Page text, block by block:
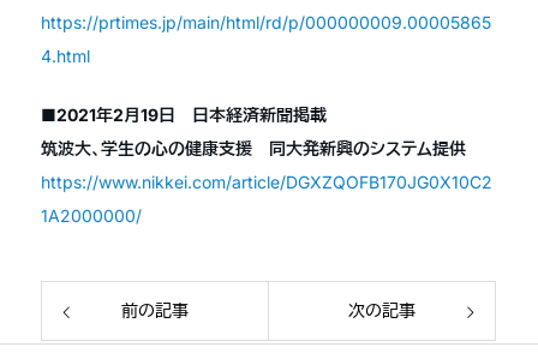
https://prtimes.jp/main/html/rd/p/000000009.00005865
4.html
■2021年2月19日 日本経済新聞掲載
筑波大、学生の心の健康支援 同大発新興のシステム提供
https://www.nikkei.com/article/DGXZQOFB170JG0X10C2
1A2000000/
前の記事 次の記事